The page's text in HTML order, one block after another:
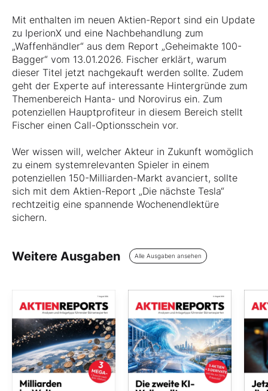
Mit enthalten im neuen Aktien-Report sind ein Update
zu IperionX und eine Nachbehandlung zum
„Waffenhändler“ aus dem Report „Geheimakte 100-
Bagger“ vom 13.01.2026. Fischer erklärt, warum
dieser Titel jetzt nachgekauft werden sollte. Zudem
geht der Experte auf interessante Hintergründe zum
Themenbereich Hanta- und Norovirus ein. Zum
potenziellen Hauptprofiteur in diesem Bereich stellt
Fischer einen Call-Optionsschein vor.
Wer wissen will, welcher Akteur in Zukunft womöglich
zu einem systemrelevanten Spieler in einem
potenziellen 150-Milliarden-Markt avanciert, sollte
sich mit dem Aktien-Report „Die nächste Tesla“
rechtzeitig eine spannende Wochenendlektüre
sichern.
Weitere Ausgaben Alle Ausgaben ansehen